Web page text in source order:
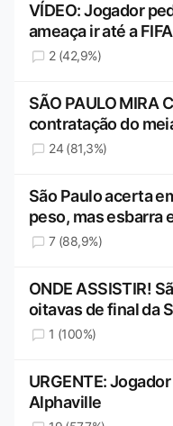
VÍDEO: Jogador
ameaça ir até a
2 (42,9%)
SÃO PAULO MIRA
contratação do
24 (81,3%)
São Paulo acerta
peso, mas esbarra
7 (88,9%)
ONDE ASSISTIR!
oitavas de final da
1 (100%)
URGENTE:
Alphaville